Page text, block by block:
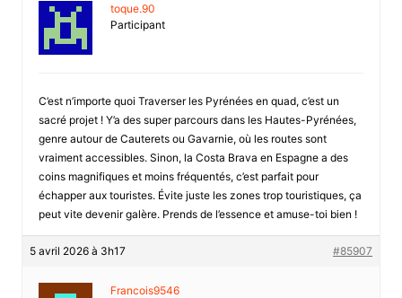
toque.90
Participant
C’est n’importe quoi Traverser les Pyrénées en quad, c’est un
sacré projet ! Y’a des super parcours dans les Hautes-Pyrénées,
genre autour de Cauterets ou Gavarnie, où les routes sont
vraiment accessibles. Sinon, la Costa Brava en Espagne a des
coins magnifiques et moins fréquentés, c’est parfait pour
échapper aux touristes. Évite juste les zones trop touristiques, ça
peut vite devenir galère. Prends de l’essence et amuse-toi bien !
5 avril 2026 à 3h17 #85907
Francois9546